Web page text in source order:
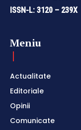
ISSN-L: 3120 – 239X
Meniu
Actualitate
Editoriale
Opinii
Comunicate